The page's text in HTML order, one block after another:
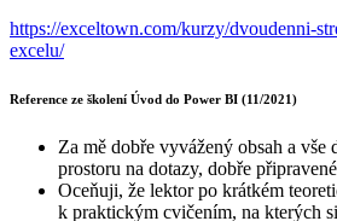
https://exceltown.com/kurzy/dvoudenni-
excelu/
Reference ze školení Úvod do Power BI (11/2021)
Za mě dobře vyvážený obsah a vše
prostoru na dotazy, dobře
Oceňuji, že lektor po krátkém
k praktickým cvičením, na kterých